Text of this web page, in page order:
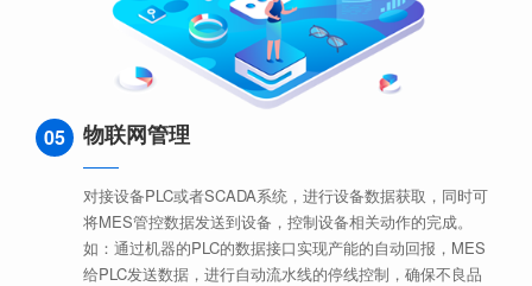
05 物联网管理
对接设备PLC或者SCADA系统，进行设备数据获取，同时可
将MES管控数据发送到设备，控制设备相关动作的完成。
如：通过机器的PLC的数据接口实现产能的自动回报，MES
给PLC发送数据，进行自动流水线的停线控制，确保不良品